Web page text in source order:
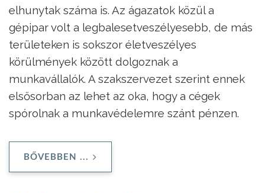
elhunytak száma is. Az ágazatok közül a
gépipar volt a legbalesetveszélyesebb, de más
területeken is sokszor életveszélyes
körülmények között dolgoznak a
munkavállalók. A szakszervezet szerint ennek
elsősorban az lehet az oka, hogy a cégek
spórolnak a munkavédelemre szánt pénzen.
BŐVEBBEN ...